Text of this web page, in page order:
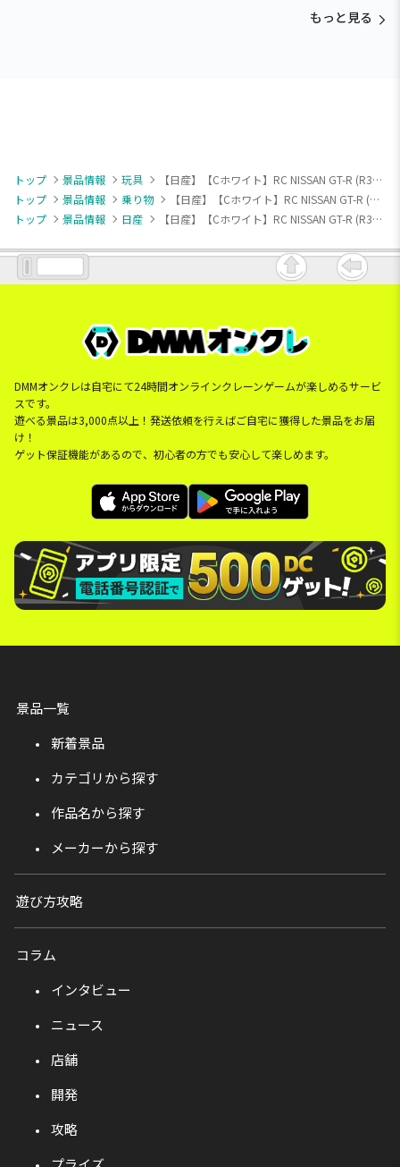
もっと見る
トップ 景品情報 玩具
【日産】【Cホワイト】RC NISSAN GT-R (R35)(3248)
トップ
景品情報 乗り物
【日産】【Cホワイト】RC NISSAN GT-R (R35)(3248)
トップ
景品情報 日産 【日産】【Cホワイト】RC NISSAN GT-R (R35)(3248)
DMMオンクレは自宅にて24時間オンラインクレーンゲームが楽しめるサービ
スです。
遊べる景品は3,000点以上！発送依頼を行えばご自宅に獲得した景品をお届
け！
ゲット保証機能があるので、初心者の方でも安心して楽しめます。
景品一覧
新着景品
カテゴリから探す
作品名から探す
メーカーから探す
遊び方攻略
コラム
インタビュー
ニュース
店舗
開発
攻略